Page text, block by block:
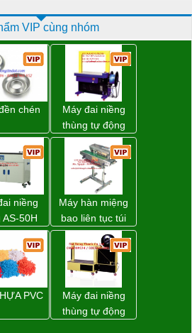
VIP cùng nhóm
chén
Máy đai niềng
thùng tự động
DBA-200 giá tốt
niềng
AS-50H
Máy hàn miệng
bao liên tục túi
nằm nghiêng.
PVC
Máy đai niềng
thùng tự động